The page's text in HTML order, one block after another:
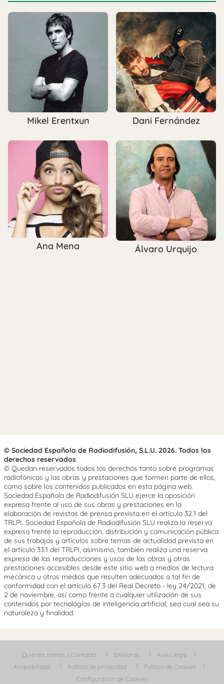
Mikel Erentxun Dani Fernández
Ana Mena Álvaro Urquijo
© Sociedad Española de Radiodifusión, S.L.U. 2026. Todos los
derechos reservados
© Quedan reservados todos los derechos tanto sobre programas
radiofónicos y las obras y prestaciones que formen parte de ellos,
como sobre los contenidos publicados en esta página web.
Sociedad Española de Radiodifusión SLU ejerce la oposición
expresa frente al uso de sus obras y prestaciones en la
elaboración de revistas de prensa prevista en el artículo 32.1 del
TRLPI. Sociedad Española de Radiodifusión SLU realiza la reserva
expresa frente la reproducción, distribución y comunicación pública
de sus trabajos y artículos sobre temas de actualidad prevista en
el artículo 33.1 del TRLPI, asimismo, también realiza una reserva
expresa de las reproducciones y usos de las obras y otras
prestaciones accesibles desde este sitio web a medios de lectura
mecánica u otros medios que resulten adecuados a tal fin de
conformidad con el artículo 67.3 del Real Decreto - ley 24/2021, de
2 de noviembre, así como frente a cualquier utilización de sus
contenidos por tecnologías de inteligencia artificial, sea cual sea su
naturaleza y finalidad.
Quiénes somos / Contacta Emisoras
Aviso legal
Accesibilidad
Política de privacidad
Política de Cookies
Configuración de Cookies